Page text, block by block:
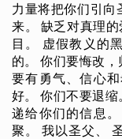
力量将把你们引向
来。 缺乏对真理
目。 虚假教义的
的。 你们要悔改
要有勇气、信心
好。 你们不要退
递给你们的信息
聚。 我以圣父、